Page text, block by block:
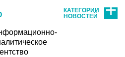
КАТЕГОРИИ
НОВОСТЕЙ